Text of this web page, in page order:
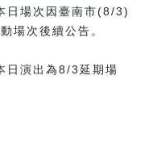
日場次因臺南市(8/3)
場次後續公告。
演出為8/3延期場